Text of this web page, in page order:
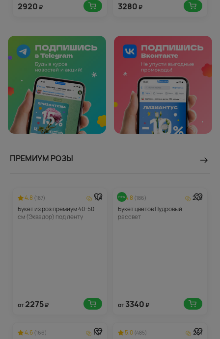
2920 ₽ 3280 ₽
ПРЕМИУМ РОЗЫ
4.8 (187)
114
Букет из роз премиум 40-50
см (Эквадор) под ленту
от2275₽
4.8 (186)
279
Букет цветов Пудровый
рассвет
от3340 ₽
4.6 (166)
137
5.0 (485)
281